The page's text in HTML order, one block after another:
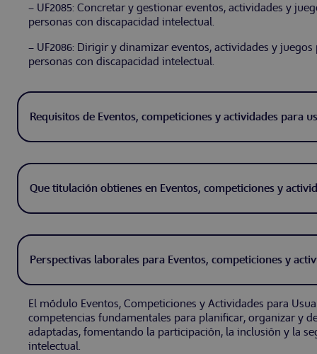
– UF2085: Concretar y gestionar eventos, actividades y
personas con discapacidad intelectual.
– UF2086: Dirigir y dinamizar eventos, actividades y
personas con discapacidad intelectual.
Requisitos de Eventos, competiciones y actividades para
Que titulación obtienes en Eventos, competiciones y
Perspectivas laborales para Eventos, competiciones y
El módulo Eventos, Competiciones y Actividades para
competencias fundamentales para planificar, organizar y
adaptadas, fomentando la participación, la inclusión y la
intelectual.